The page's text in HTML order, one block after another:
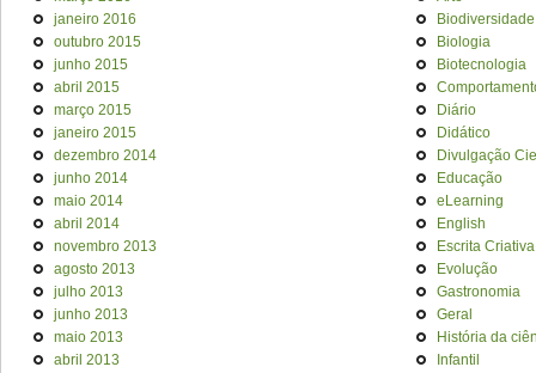
janeiro 2016
outubro 2015
junho 2015
abril 2015
março 2015
janeiro 2015
dezembro 2014
junho 2014
maio 2014
abril 2014
novembro 2013
agosto 2013
julho 2013
junho 2013
maio 2013
abril 2013
Biodiversidade
Biologia
Biotecnologia
Diário
Didático
Divulgação
Educação
eLearning
English
Escrita Criativa
Evolução
Gastronomia
Geral
História da
Infantil